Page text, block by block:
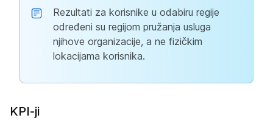
Rezultati za korisnike u odabiru regije
određeni su regijom pružanja usluga
njihove organizacije, a ne fizičkim
lokacijama korisnika.
KPI-ji